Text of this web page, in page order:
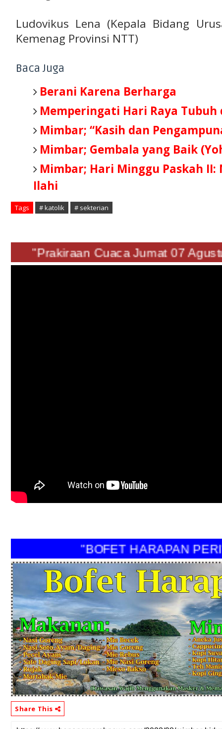
Ludovikus Lena (Kepala Bidang
Kemenag Provinsi NTT)
Baca Juga
Berani Karena Berharga
Memperingati Hari Raya
Mimbar; “Kasih dan
Mimbar; Gembala yang Baik
Mimbar; Hari Minggu Paskah
Ilahi
Tags # katolik # sekterian
"Prakiraan Cuaca Jumat 07
"BOFET HARAPAN PERI"
Share This